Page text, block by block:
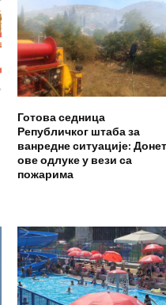
Готова седница
Републичког штаба за
ванредне ситуације:
ове одлуке у вези са
пожарима